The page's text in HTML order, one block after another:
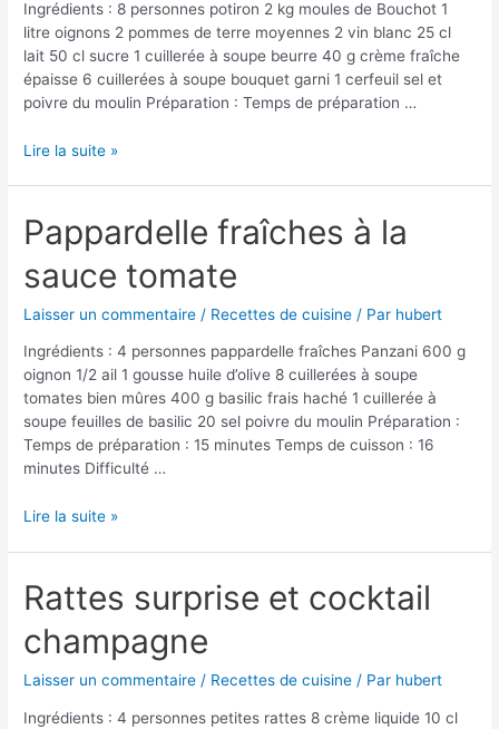
Ingrédients : 8 personnes potiron 2 kg moules de Bouchot 1
litre oignons 2 pommes de terre moyennes 2 vin blanc 25 cl
lait 50 cl sucre 1 cuillerée à soupe beurre 40 g crème fraîche
épaisse 6 cuillerées à soupe bouquet garni 1 cerfeuil sel et
poivre du moulin Préparation : Temps de préparation …
Soupe
aux
moules
Lire la suite »
Pappardelle fraîches à la
sauce tomate
Laisser un commentaire / Recettes de cuisine / Par hubert
Ingrédients : 4 personnes pappardelle fraîches Panzani 600 g
oignon 1/2 ail 1 gousse huile d’olive 8 cuillerées à soupe
tomates bien mûres 400 g basilic frais haché 1 cuillerée à
soupe feuilles de basilic 20 sel poivre du moulin Préparation :
Temps de préparation : 15 minutes Temps de cuisson : 16
minutes Difficulté …
Pappardelle
la
sauce
tomate
Lire la suite »
Rattes surprise et cocktail
champagne
Laisser un commentaire / Recettes de cuisine / Par hubert
Ingrédients : 4 personnes petites rattes 8 crème liquide 10 cl